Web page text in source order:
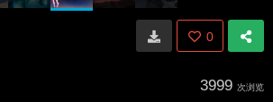
0
3999 次浏览